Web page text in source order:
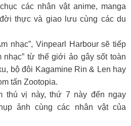
các nhân vật anime, manga
thực và giao lưu cùng các du
nhạc”, Vinpearl Harbour sẽ tiếp
nhạc” từ thế giới ảo gây sốt toàn
bộ đôi Kagamine Rin & Len hay
tấn Zootopia.
thú vị này, thứ 7 này đến ngay
ảnh cùng các nhân vật của